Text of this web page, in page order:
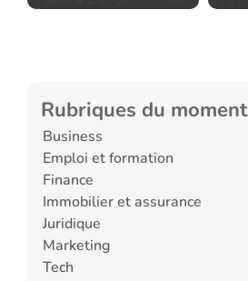
Rubriques du moment
Business
Emploi et formation
Finance
Immobilier et assurance
Juridique
Marketing
Tech